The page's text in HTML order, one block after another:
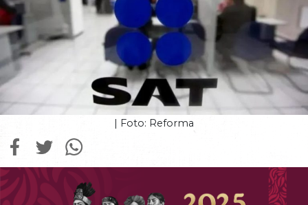
| Foto: Reforma